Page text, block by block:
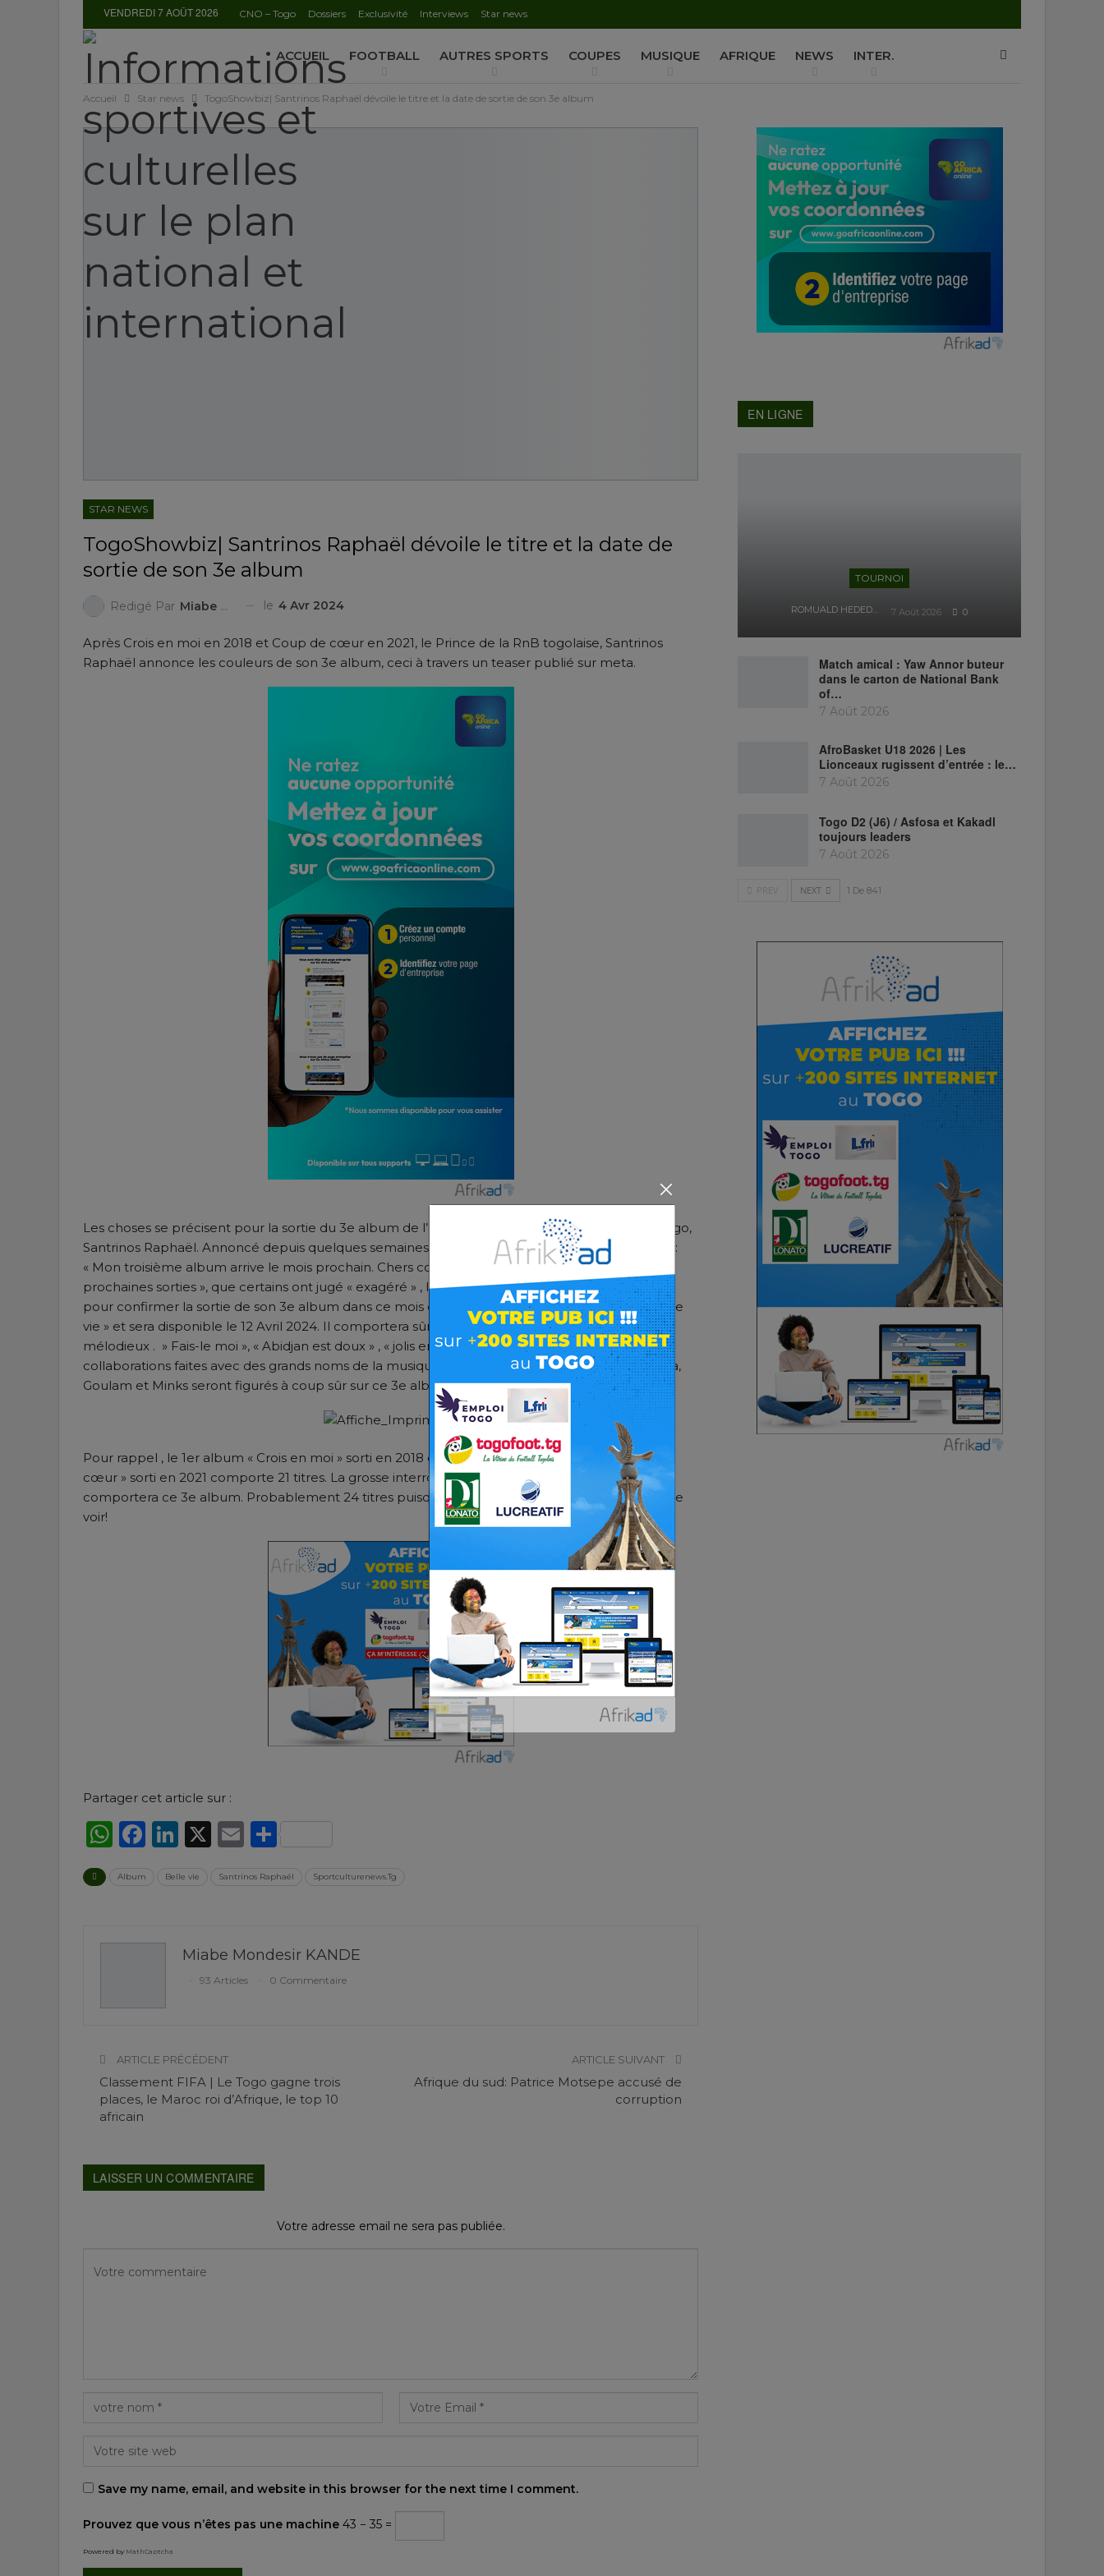
VENDREDI 7 AOÛT 2026 CNO – Togo Dossiers Exclusivité Interviews Star news
ACCUEIL FOOTBALL AUTRES SPORTS COUPES MUSIQUE AFRIQUE NEWS INTER.
Accueil Star news TogoShowbiz| Santrinos Raphaël dévoile le titre et la date de sortie de son 3e album
STAR NEWS
TogoShowbiz| Santrinos Raphaël dévoile le titre et la date de
sortie de son 3e album
Redigé Par Miabe Mondesir KANDE le 4 Avr 2024
Après Crois en moi en 2018 et Coup de cœur en 2021, le Prince de la RnB togolaise, Santrinos
Raphaël annonce les couleurs de son 3e album, ceci à travers un teaser publié sur meta.
Les choses se précisent pour la sortie du 3e album de l’artiste le plus en vue du moment au Togo,
Santrinos Raphaël. Annoncé depuis quelques semaines via sa page Facebook par ce message :
« Mon troisième album arrive le mois prochain. Chers collègues tenez en compte pour vos
prochaines sorties », que certains ont jugé « exagéré » , le Belifornia Boy revient avec un teaser
pour confirmer la sortie de son 3e album dans ce mois d’Avril. Le nouvel opus est baptisé « Belle
vie » et sera disponible le 12 Avril 2024. Il comportera sûrement des titres aussi succulents que
mélodieux . » Fais-le moi », « Abidjan est doux » , « jolis enfants » , « Ne me fuis pas » qui des
collaborations faites avec des grands noms de la musique africaines comme Debordo Leekunfa,
Goulam et Minks seront figurés à coup sûr sur ce 3e album.
Pour rappel , le 1er album « Crois en moi » sorti en 2018 est composé de 18 titres et « Coup de
cœur » sorti en 2021 comporte 21 titres. La grosse interrogation reste le nombre de titres que
comportera ce 3e album. Probablement 24 titres puisque nous sommes en 2024. Attendons de
voir!
Partager cet article sur :
WhatsApp
Facebook
LinkedIn
X EmailPartager
Album Belle vie Santrinos Raphaël Sportculturenews.Tg
Miabe Mondesir KANDE
93 Articles 0 Commentaire
ARTICLE PRÉCÉDENT
Classement FIFA | Le Togo gagne trois
places, le Maroc roi d’Afrique, le top 10
africain
ARTICLE SUIVANT
Afrique du sud: Patrice Motsepe accusé de
corruption
LAISSER UN COMMENTAIRE
Votre adresse email ne sera pas publiée.
Save my name, email, and website in this browser for the next time I comment.
Prouvez que vous n’êtes pas une machine 43 − 35 =
Powered by MathCaptcha
EN LIGNE
TOURNOI
7 Août 2026 0
Match amical : Yaw Annor buteur
dans le carton de National Bank
of…
7 Août 2026
AfroBasket U18 2026 | Les
Lionceaux rugissent d’entrée : le…
7 Août 2026
Togo D2 (J6) / Asfosa et Kakadl
toujours leaders
7 Août 2026
NEXT 1 De 841
AUTORISATION DE LA HAAC N°0134/HAAC/12-2025/PL/P